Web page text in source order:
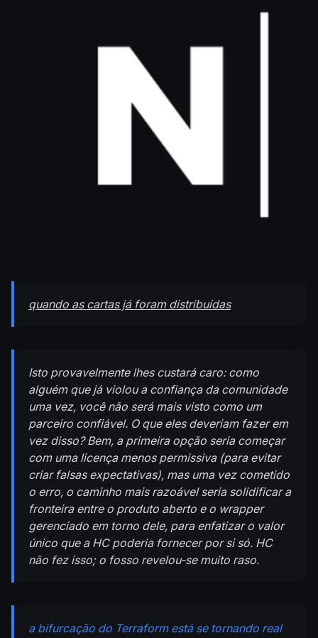
quando as cartas já foram distribuídas
Isto provavelmente lhes custará caro: como
alguém que já violou a confiança da comunidade
uma vez, você não será mais visto como um
parceiro confiável. O que eles deveriam fazer em
vez disso? Bem, a primeira opção seria começar
com uma licença menos permissiva (para evitar
criar falsas expectativas), mas uma vez cometido
o erro, o caminho mais razoável seria solidificar a
fronteira entre o produto aberto e o wrapper
gerenciado em torno dele, para enfatizar o valor
único que a HC poderia fornecer por si só. HC
não fez isso; o fosso revelou-se muito raso.
a bifurcação do Terraform está se tornando real